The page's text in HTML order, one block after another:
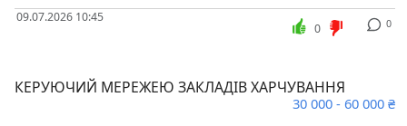
09.07.2026 10:45 0
0
КЕРУЮЧИЙ МЕРЕЖЕЮ ЗАКЛАДІВ ХАРЧУВАННЯ
30 000 - 60 000 ₴